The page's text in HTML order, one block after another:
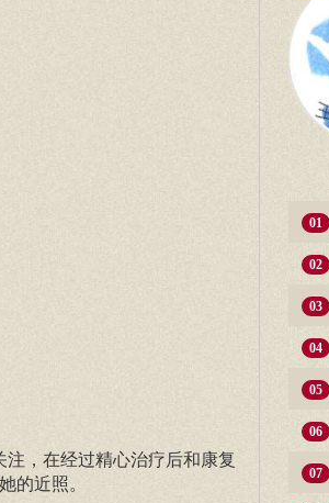
，在经过精心治疗后和康复
的近照。
01
02
03
04
05
06
07